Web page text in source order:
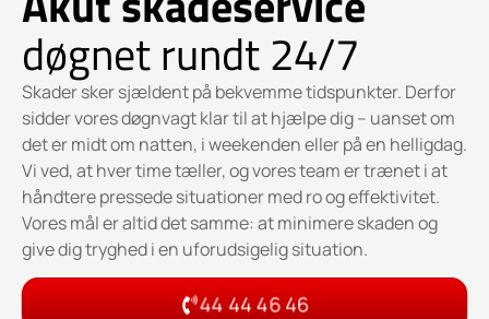
døgnet rundt 24/7
Skader sker sjældent på bekvemme tidspunkter. Derfor
sidder vores døgnvagt klar til at hjælpe dig – uanset om
det er midt om natten, i weekenden eller på en helligdag.
Vi ved, at hver time tæller, og vores team er trænet i at
håndtere pressede situationer med ro og effektivitet.
Vores mål er altid det samme: at minimere skaden og
give dig tryghed i en uforudsigelig situation.
44 44 46 46